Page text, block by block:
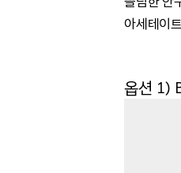
아세테이
옵션 1)